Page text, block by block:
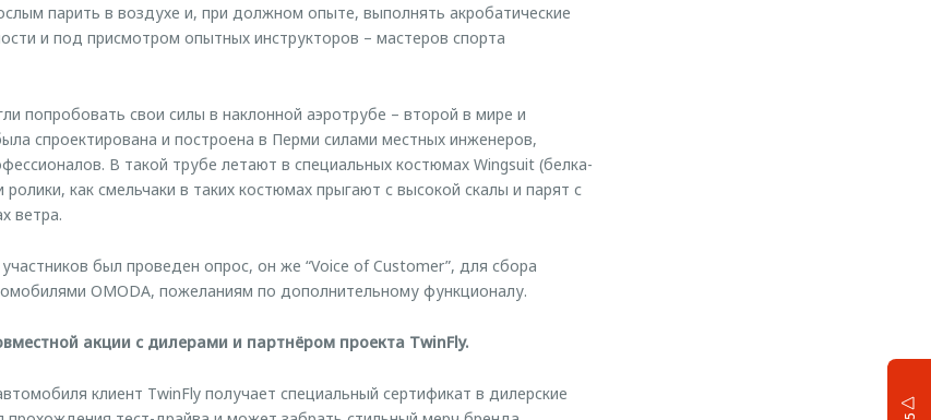
парить в воздухе и, при должном опыте, выполнять акробатические
и под присмотром опытных инструкторов – мастеров спорта
попробовать свои силы в наклонной аэротрубе – второй в мире и
спроектирована и построена в Перми силами местных инженеров,
В такой трубе летают в специальных костюмах Wingsuit (белка-
как смельчаки в таких костюмах прыгают с высокой скалы и парят с
ветра.
был проведен опрос, он же “Voice of Customer”, для сбора
OMODA, пожеланиям по дополнительному функционалу.
акции с дилерами и партнёром проекта TwinFly.
клиент TwinFly получает специальный сертификат в дилерские